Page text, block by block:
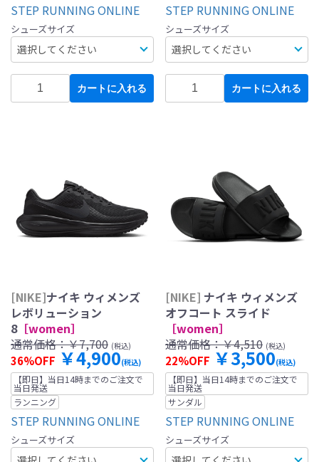
STEP RUNNING ONLINE
シューズサイズ
カートに入れる
STEP RUNNING ONLINE
シューズサイズ
カートに入れる
[NIKE]ナイキ ウィメンズ
レボリューション
8［women］
通常価格：￥7,700 (税込)
36%OFF ￥4,900(税込)
【即日】当日14時までのご注文で
当日発送
ランニング
STEP RUNNING ONLINE
シューズサイズ
[NIKE] ナイキ ウィメンズ
オフコート スライド
［women］
通常価格：￥4,510 (税込)
22%OFF ￥3,500(税込)
【即日】当日14時までのご注文で
当日発送
サンダル
STEP RUNNING ONLINE
シューズサイズ